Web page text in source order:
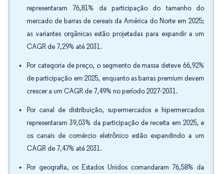
representaram 76,81% da participação do tamanho do
mercado de barras de cereais da América do Norte em 2025;
as variantes orgânicas estão projetadas para expandir a um
CAGR de 7,29% até 2031.
Por categoria de preço, o segmento de massa deteve 66,92%
de participação em 2025, enquanto as barras premium devem
crescer a um CAGR de 7,49% no período 2027-2031.
Por canal de distribuição, supermercados e hipermercados
representaram 39,03% da participação de receita em 2025, e
os canais de comércio eletrônico estão expandindo a um
CAGR de 7,47% até 2031.
Por geografia, os Estados Unidos comandaram 76,58% da